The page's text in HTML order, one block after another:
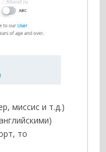
миссис и т.д.)
то